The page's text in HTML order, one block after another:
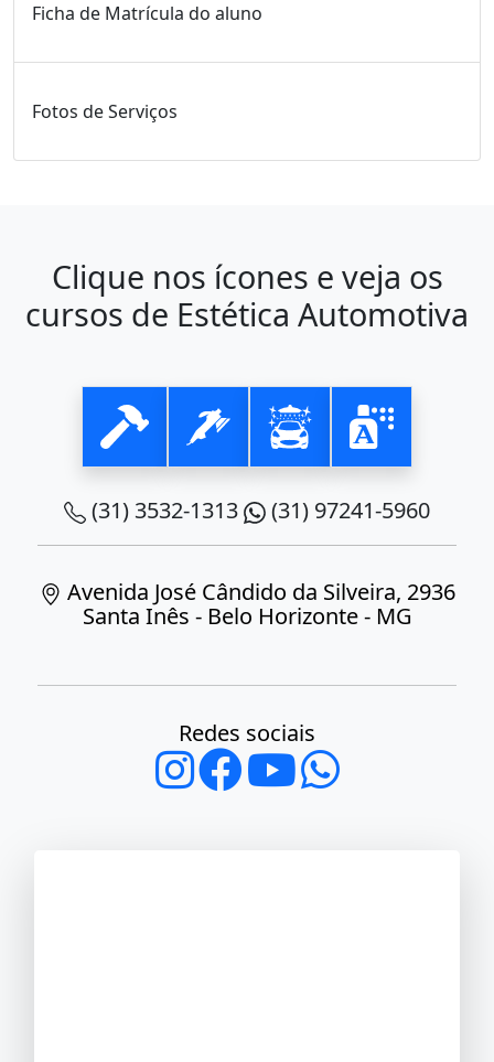
Ficha de Matrícula do aluno
Fotos de Serviços
Clique nos ícones e veja os
cursos de Estética Automotiva
(31) 3532-1313 (31) 97241-5960
Avenida José Cândido da Silveira, 2936
Santa Inês - Belo Horizonte - MG
Redes sociais